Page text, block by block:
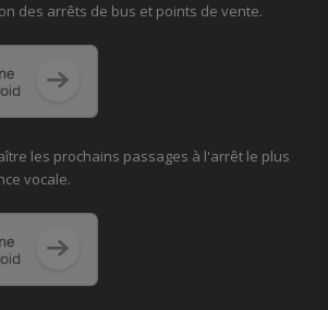
des arrêts de bus et points de vente.
les prochains passages à l'arrêt le plus
vocale.